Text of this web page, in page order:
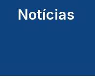
Notícias